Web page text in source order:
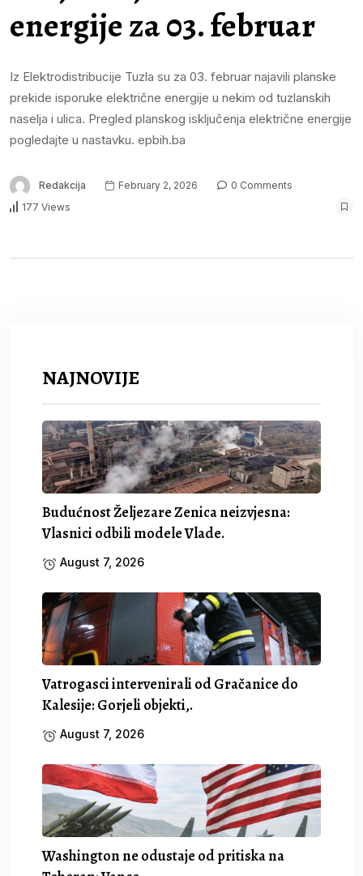
energije za 03. februar
Iz Elektrodistribucije Tuzla su za 03. februar najavili planske
prekide isporuke električne energije u nekim od tuzlanskih
naselja i ulica. Pregled planskog isključenja električne energije
pogledajte u nastavku. epbih.ba
Redakcija February 2, 2026
0 Comments
177 Views
NAJNOVIJE
Budućnost Željezare Zenica neizvjesna:
Vlasnici odbili modele Vlade.
August 7, 2026
Vatrogasci intervenirali od Gračanice do
Kalesije: Gorjeli objekti,.
August 7, 2026
Washington ne odustaje od pritiska na